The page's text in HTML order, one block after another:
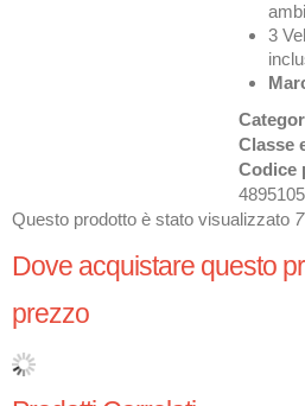
3
Classe
Codice
Questo prodotto è stato visualizzato
Dove acquistare questo
prezzo